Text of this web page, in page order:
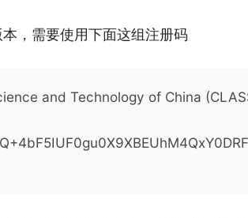
，需要使用下面这组注册码
and Technology of China